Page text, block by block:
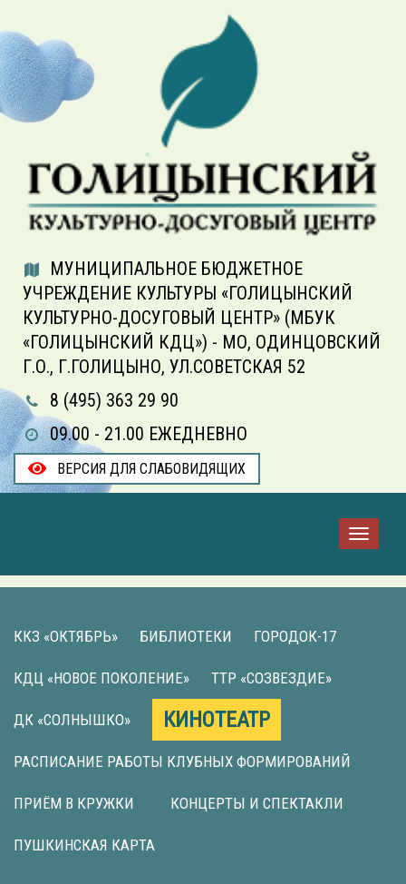
МУНИЦИПАЛЬНОЕ БЮДЖЕТНОЕ
УЧРЕЖДЕНИЕ КУЛЬТУРЫ «ГОЛИЦЫНСКИЙ
КУЛЬТУРНО-ДОСУГОВЫЙ ЦЕНТР» (МБУК
«ГОЛИЦЫНСКИЙ КДЦ») - МО, ОДИНЦОВСКИЙ
Г.О., Г.ГОЛИЦЫНО, УЛ.СОВЕТСКАЯ 52
8 (495) 363 29 90
09.00 - 21.00 ЕЖЕДНЕВНО
ВЕРСИЯ ДЛЯ СЛАБОВИДЯЩИХ
ККЗ «ОКТЯБРЬ» БИБЛИОТЕКИ ГОРОДОК-17
КДЦ «НОВОЕ ПОКОЛЕНИЕ» ТТР «СОЗВЕЗДИЕ»
ДК «СОЛНЫШКО» КИНОТЕАТР
РАСПИСАНИЕ РАБОТЫ КЛУБНЫХ ФОРМИРОВАНИЙ
ПРИЁМ В КРУЖКИ КОНЦЕРТЫ И СПЕКТАКЛИ
ПУШКИНСКАЯ КАРТА